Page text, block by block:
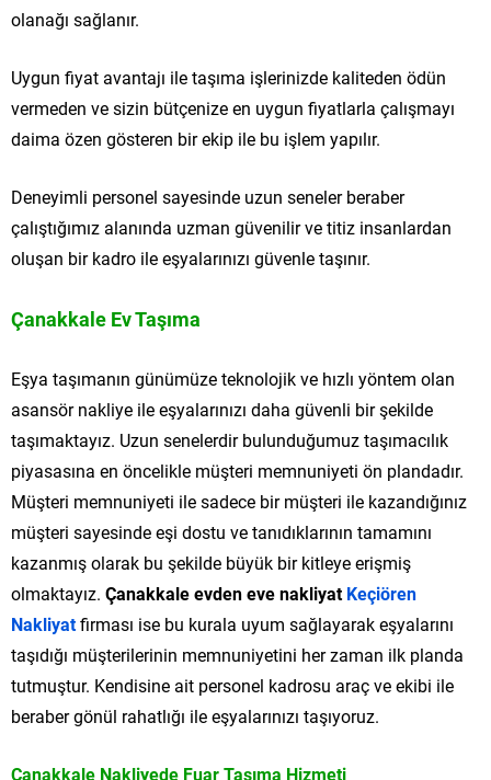
olanağı sağlanır.
Uygun fiyat avantajı ile taşıma işlerinizde kaliteden ödün
vermeden ve sizin bütçenize en uygun fiyatlarla çalışmayı
daima özen gösteren bir ekip ile bu işlem yapılır.
Deneyimli personel sayesinde uzun seneler beraber
çalıştığımız alanında uzman güvenilir ve titiz insanlardan
oluşan bir kadro ile eşyalarınızı güvenle taşınır.
Çanakkale Ev Taşıma
Eşya taşımanın günümüze teknolojik ve hızlı yöntem olan
asansör nakliye ile eşyalarınızı daha güvenli bir şekilde
taşımaktayız. Uzun senelerdir bulunduğumuz taşımacılık
piyasasına en öncelikle müşteri memnuniyeti ön plandadır.
Müşteri memnuniyeti ile sadece bir müşteri ile kazandığınız
müşteri sayesinde eşi dostu ve tanıdıklarının tamamını
kazanmış olarak bu şekilde büyük bir kitleye erişmiş
olmaktayız. Çanakkale evden eve nakliyat Keçiören
Nakliyatfirması ise bu kurala uyum sağlayarak eşyalarını
taşıdığı müşterilerinin memnuniyetini her zaman ilk planda
tutmuştur. Kendisine ait personel kadrosu araç ve ekibi ile
beraber gönül rahatlığı ile eşyalarınızı taşıyoruz.
Çanakkale Nakliyede Fuar Taşıma Hizmeti